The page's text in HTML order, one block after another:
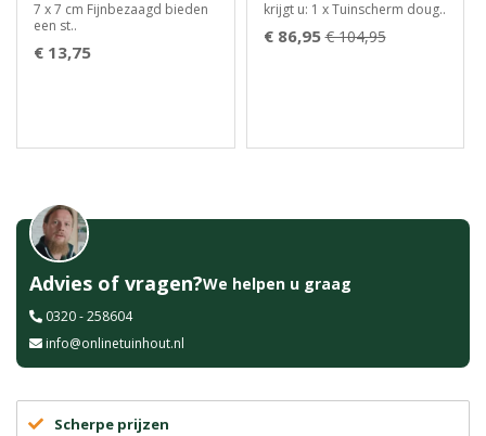
7 x 7 cm Fijnbezaagd bieden
een st..
€ 13,75
krijgt u: 1 x Tuinscherm doug..
€ 86,95 € 104,95
Advies of vragen?We helpen u graag
0320 - 258604
info@onlinetuinhout.nl
Scherpe prijzen